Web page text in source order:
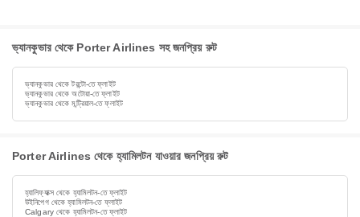
ভ্যানকুভার থেকে Porter Airlines সহ জনপ্রিয় রুট
ভ্যানকুভার থেকে টরন্টো-তে ফ্লাইট
ভ্যানকুভার থেকে অটোয়া-তে ফ্লাইট
ভ্যানকুভার থেকে মন্ট্রিয়াল-তে ফ্লাইট
Porter Airlines থেকে হ্যামিলটন যাওয়ার জনপ্রিয় রুট
হ্যালিফ্যাক্স থেকে হ্যামিলটন-তে ফ্লাইট
উইনিপেগ থেকে হ্যামিলটন-তে ফ্লাইট
Calgary থেকে হ্যামিলটন-তে ফ্লাইট